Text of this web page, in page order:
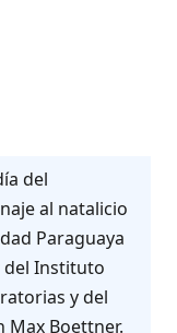
del
al natalicio
Paraguaya
Instituto
y del
Max Boettner.